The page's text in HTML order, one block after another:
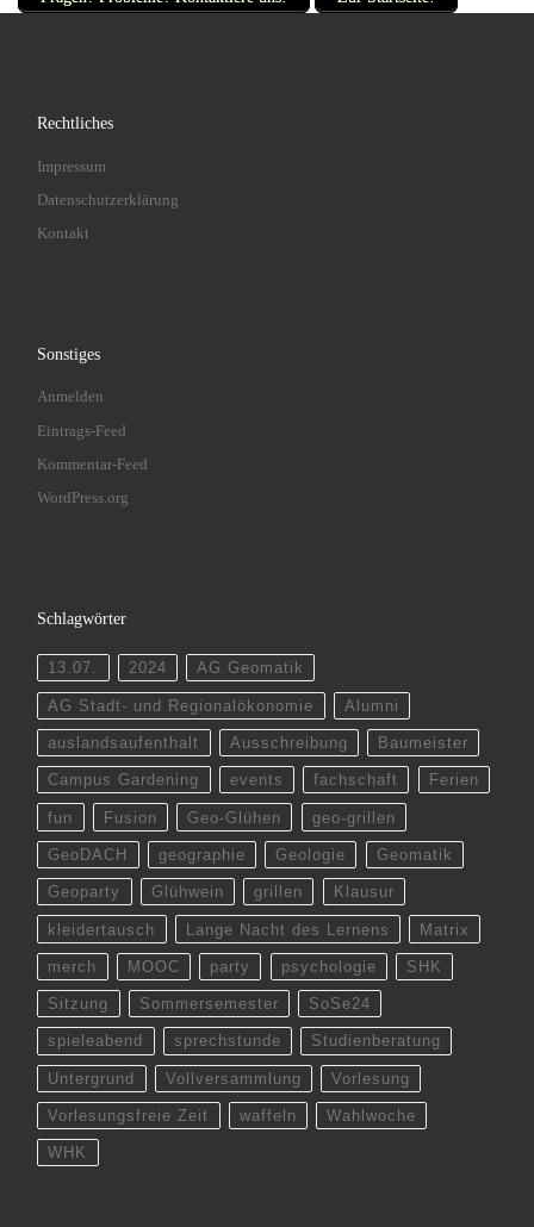
Rechtliches
Impressum
Datenschutzerklärung
Kontakt
Sonstiges
Anmelden
Eintrags-Feed
Kommentar-Feed
WordPress.org
Schlagwörter
13.07. 2024 AG Geomatik
AG Stadt- und Regionalökonomie Alumni
auslandsaufenthalt Ausschreibung Baumeister
Campus Gardening events fachschaft Ferien
fun Fusion Geo-Glühen geo-grillen
GeoDACH geographie Geologie Geomatik
Geoparty Glühwein grillen Klausur
kleidertausch Lange Nacht des Lernens Matrix
merch MOOC party psychologie SHK
Sitzung Sommersemester SoSe24
spieleabend sprechstunde Studienberatung
Untergrund Vollversammlung Vorlesung
Vorlesungsfreie Zeit waffeln Wahlwoche
WHK